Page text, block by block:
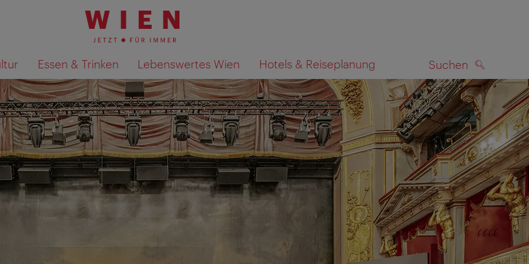
Essen & Trinken Lebenswertes Wien Hotels & Reiseplanung Suchen
Suchergebnisse auf Karte anzeigen SUCHEN